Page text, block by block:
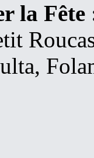
la Fête